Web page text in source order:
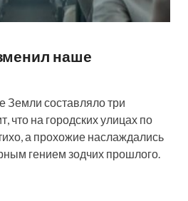
наше
Земли составляло три
что на городских улицах по
а прохожие наслаждались
гением зодчих прошлого.